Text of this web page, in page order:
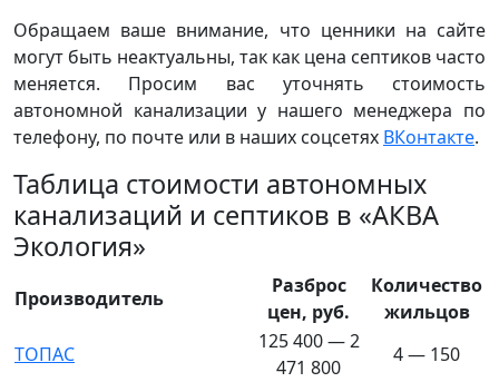
Обращаем ваше внимание, что ценники на сайте
могут быть неактуальны, так как цена септиков часто
меняется. Просим вас уточнять стоимость
автономной канализации у нашего менеджера по
телефону, по почте или в наших соцсетях ВКонтакте.
Таблица стоимости автономных
канализаций и септиков в «АКВА
Экология»
Производитель
Разброс
цен, руб.
Количество
жильцов
ТОПАС
125 400 — 2
471 800
4 — 150